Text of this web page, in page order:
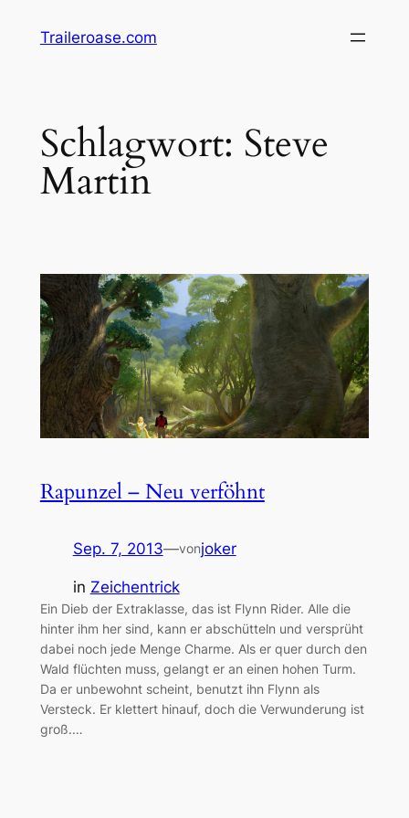
InhaltTraileroase.com
Schlagwort: Steve
Martin
Rapunzel – Neu verföhnt
Sep. 7, 2013—vonjoker
in Zeichentrick
Ein Dieb der Extraklasse, das ist Flynn Rider. Alle die
hinter ihm her sind, kann er abschütteln und versprüht
dabei noch jede Menge Charme. Als er quer durch den
Wald flüchten muss, gelangt er an einen hohen Turm.
Da er unbewohnt scheint, benutzt ihn Flynn als
Versteck. Er klettert hinauf, doch die Verwunderung ist
groß.…